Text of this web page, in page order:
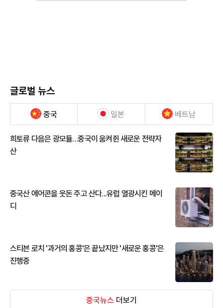
글로벌 뉴스
중국 일본 베트남
희토류 다음은 광모듈…중국이 움켜쥔 새로운 전략자
산
중국산 에어콘을 웃돈 주고 산다...유럽 열광시킨 메이
디
스티븐 로치 '과거의 홍콩'은 끝났지만 '새로운 홍콩'은
진행중
중국뉴스 더보기